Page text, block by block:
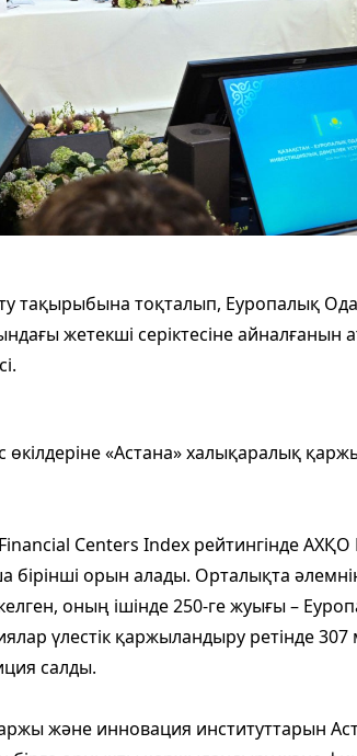
тақырыбына тоқталып, Еуропалық
жетекші серіктесіне айналғанын
«Астана» халықаралық
Centers Index рейтингінде
орын алады. Орталықта
оның ішінде 250-ге жуығы –
үлестік қаржыландыру ретінде 307
салды.
және инновация институттарын